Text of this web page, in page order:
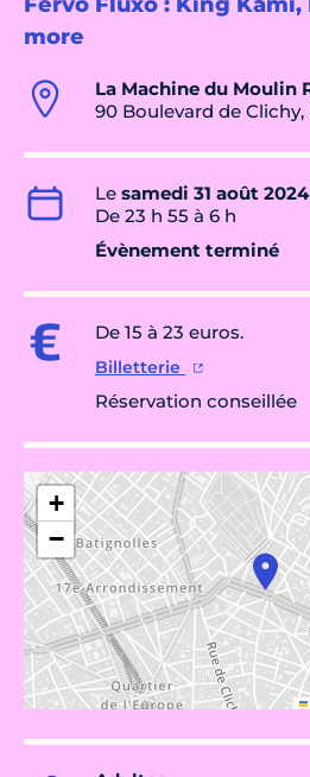
more
La Machine du Moulin
90 Boulevard de Clichy,
Le samedi 31 août 2024
De 23 h 55 à 6 h
Évènement terminé
De 15 à 23 euros.
Billetterie
Réservation conseillée
+
−